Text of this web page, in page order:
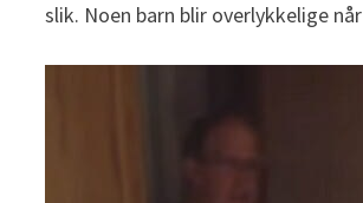
slik. Noen barn blir overlykkelige